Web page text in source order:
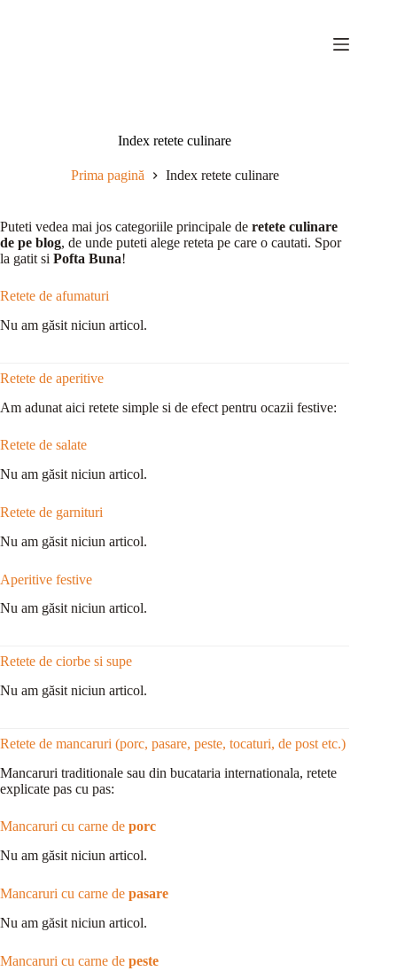
Index retete culinare
Prima pagină Index retete culinare
Puteti vedea mai jos categoriile principale de retete culinare
de pe blog, de unde puteti alege reteta pe care o cautati. Spor
la gatit si Pofta Buna!
Retete de afumaturi
Nu am găsit niciun articol.
Retete de aperitive
Am adunat aici retete simple si de efect pentru ocazii festive:
Retete de salate
Nu am găsit niciun articol.
Retete de garnituri
Nu am găsit niciun articol.
Aperitive festive
Nu am găsit niciun articol.
Retete de ciorbe si supe
Nu am găsit niciun articol.
Retete de mancaruri (porc, pasare, peste, tocaturi, de post etc.)
Mancaruri traditionale sau din bucataria internationala, retete
explicate pas cu pas:
Mancaruri cu carne de porc
Nu am găsit niciun articol.
Mancaruri cu carne de pasare
Nu am găsit niciun articol.
Mancaruri cu carne de peste